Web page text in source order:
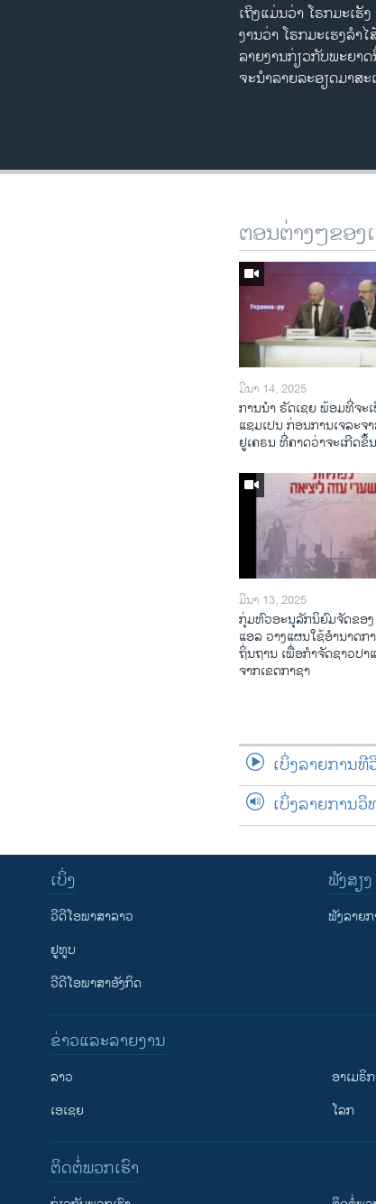
ເຖິງ​ແມ່ນ​ວ່າ ​ໂຣກມະ​ເ
ງານວ່າ ​ໂຣກມະ​ເຮ​ງ​ລໍາ
ລາຍ​ງານ​ກ່ຽວກັບ​ພະຍາ
ຈະ​ນໍາ​ລາຍ​ລະອຽດ​ມາສ
ຕອນຕ່າງໆຂອງ
ມີນາ 14, 2025
ການ​ນຳ ຣັດ​ເຊຍ ພ້ອມ​ທີ່​ຈະ​
ແຊມ​ເປນ ກ່ອນການ​ເຈ​ລະ​ຈ
ຢູ​ເຄ​ຣນ ທີ່​ຄາດ​ວ່າ​ຈະ​ເກີດ​ຂຶ້ນ
ມີນາ 13, 2025
ກຸ່ມຫົວອະນຸລັກນິຍົມຈັດຂອ
ແອລ ວາງແຜນໃຊ້ອຳນາດກ
ຖິ່ນຖານ ເພື່ອກຳຈັດຊາວປາ
ຈາກເຂດກາຊາ
ເບິ່ງລາຍການທີ
ເບິ່ງລາຍການວິ
ເບິ່ງ
ວີດີໂອພາສາລາວ
ຢູທູບ
ວີດີໂອພາສາອັງກິດ
ຟັງສຽງ
ຟັງລາຍກ
ຂ່າວແລະລາຍງານ
ລາວ
ເອເຊຍ
ອາເມຣິ
ໂລກ
ຕິດຕໍ່ພວກເຮົາ